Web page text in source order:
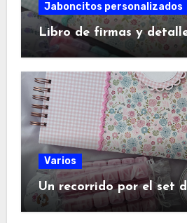
Jaboncitos personalizados
Libro de firmas y
Varios
Un recorrido por el set